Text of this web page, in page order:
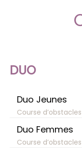
DUO
Duo Jeunes
Course
Duo Femmes
Course